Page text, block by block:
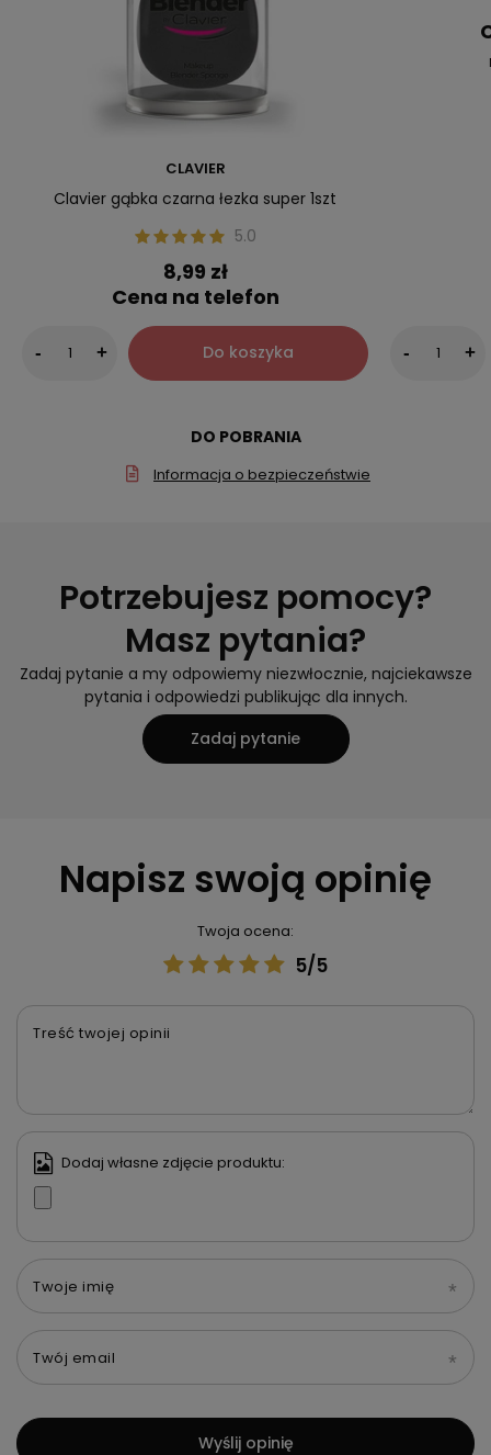
CLAVIER
Clavier gąbka czarna łezka super 1szt
5.0
8,99 zł
Cena na telefon
- + Do koszyka - +
DO POBRANIA
Informacja o bezpieczeństwie
Potrzebujesz pomocy?
Masz pytania?
Zadaj pytanie a my odpowiemy niezwłocznie, najciekawsze
pytania i odpowiedzi publikując dla innych.
Zadaj pytanie
Napisz swoją opinię
Twoja ocena:
5/5
Treść twojej opinii
Dodaj własne zdjęcie produktu:
Twoje imię
Twój email
Wyślij opinię